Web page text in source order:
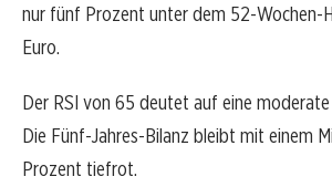
nur fünf Prozent unter dem 52-Wochen-
Euro.
Der RSI von 65 deutet auf eine
Die Fünf-Jahres-Bilanz bleibt mit einem
Prozent tiefrot.